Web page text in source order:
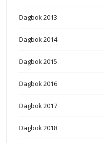
Dagbok 2013
Dagbok 2014
Dagbok 2015
Dagbok 2016
Dagbok 2017
Dagbok 2018